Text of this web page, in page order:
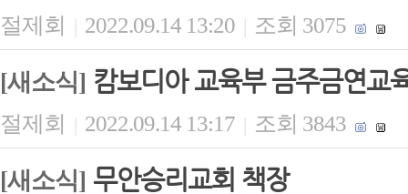
절제회 | 2022.09.14 13:20 | 조회 3075
[새소식] 캄보디아 교육부 금주금연교
절제회 | 2022.09.14 13:17 | 조회 3843
[새소식] 무안승리교회 책장